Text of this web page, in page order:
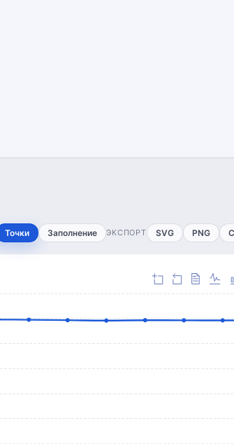
Точки Заполнение ЭКСПОРТ SVG PNG